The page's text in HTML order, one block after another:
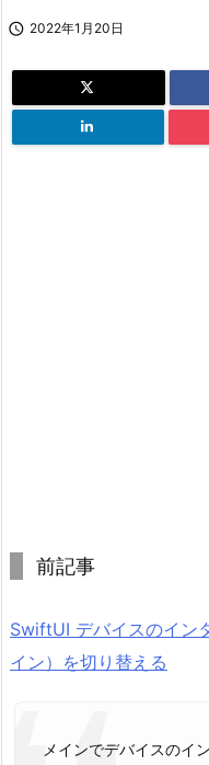
 2022年1月20日
前記事
SwiftUI デバイスのイン
イン）を切り替える
メインでデバイスのイ